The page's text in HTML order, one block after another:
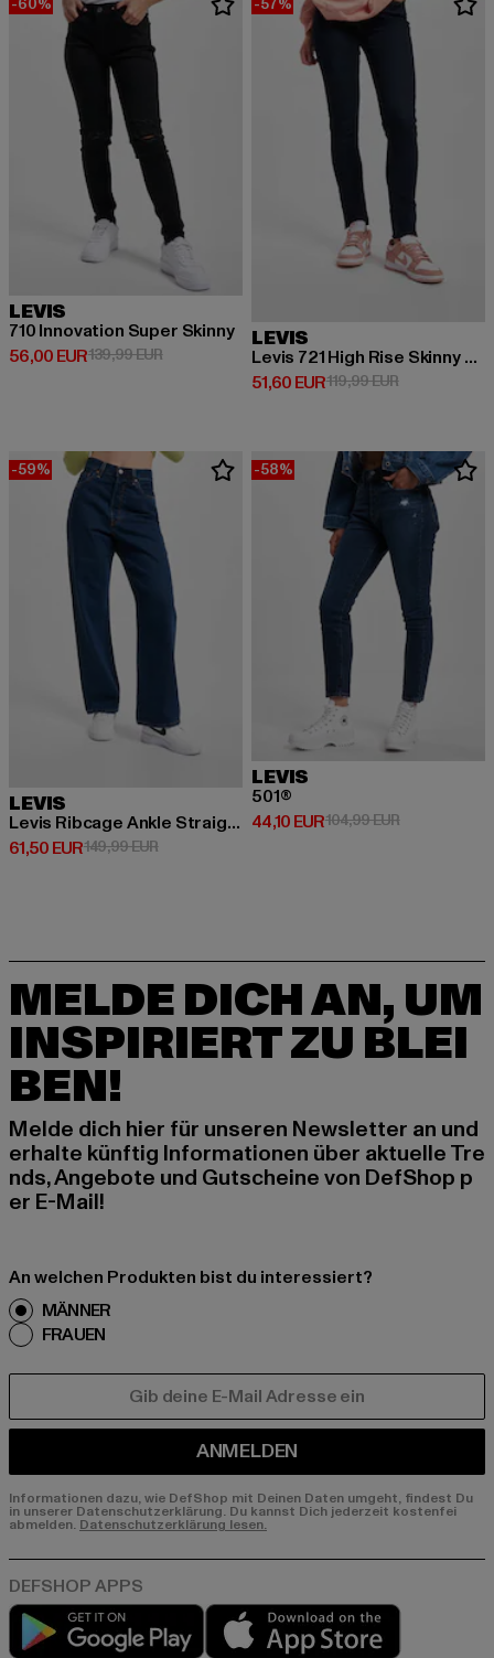
LEVIS
710 Innovation Super Skinny
56,00 EUR
Derzeitiger Preis: 56,00 EUR
139,99 EURAktionspreis: 139,99 EUR
LEVIS
Levis 721 High Rise Skinny W Jeans
51,60 EUR
Derzeitiger Preis: 51,60 EUR
119,99 EURAktionspreis:
-59%
LEVIS
Levis Ribcage Ankle Straight Fit Jeans
61,50 EUR
Derzeitiger Preis: 61,50 EUR
149,99 EURAktionspreis: 149,99 EUR
-58%
LEVIS
501®
44,10 EUR
Derzeitiger Preis: 44,10 EUR
104,99 EURAktionspreis:
MELDE DICH AN, UM
INSPIRIERT ZU BLEI
BEN!
Melde dich hier für unseren Newsletter an und
erhalte künftig Informationen über aktuelle Tre
nds, Angebote und Gutscheine von DefShop p
er E-Mail!
An welchen Produkten bist du interessiert?
MÄNNER
FRAUEN
ANMELDEN
Informationen dazu, wie DefShop mit Deinen Daten umgeht, findest Du
in unserer Datenschutzerklärung. Du kannst Dich jederzeit kostenfei
abmelden. Datenschutzerklärung lesen.
Play market